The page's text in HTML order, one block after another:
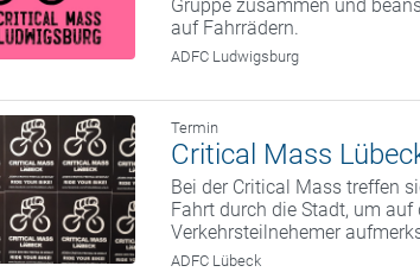
Gruppe zusammen und
auf Fahrrädern.
ADFC Ludwigsburg
Termin
Critical Mass
Bei der Critical Mass treffen
Fahrt durch die Stadt, um
Verkehrsteilnehemer
ADFC Lübeck